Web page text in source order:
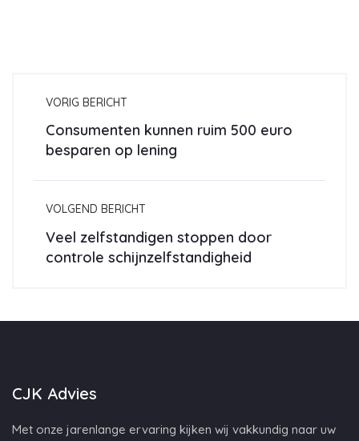
VORIG BERICHT
Consumenten kunnen ruim 500 euro
besparen op lening
VOLGEND BERICHT
Veel zelfstandigen stoppen door
controle schijnzelfstandigheid
CJK Advies
Met onze jarenlange ervaring kijken wij vakkundig naar uw